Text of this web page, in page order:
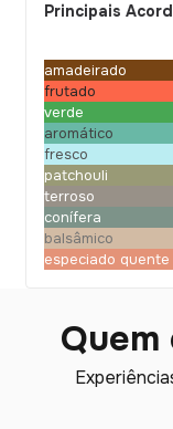
Principais
amadeirado
frutado
verde
aromático
fresco
patchouli
terroso
conífera
balsâmico
especiado quente